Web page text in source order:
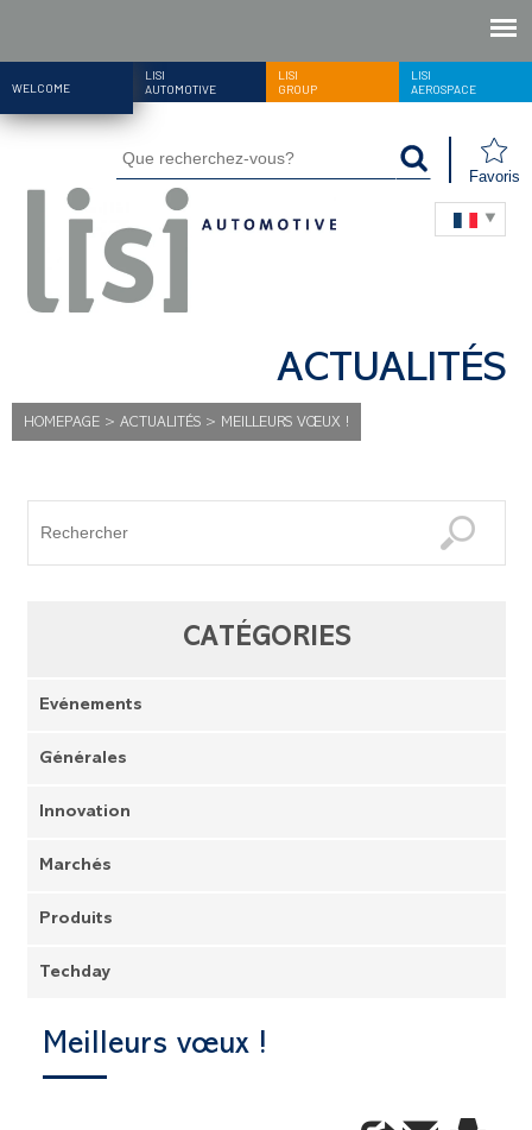
WELCOME
LISI
AUTOMOTIVE
LISI
GROUP
LISI
AEROSPACE
Favoris
ACTUALITÉS
HOMEPAGE > ACTUALITÉS > MEILLEURS VŒUX !
CATÉGORIES
Evénements
Générales
Innovation
Marchés
Produits
Techday
Meilleurs vœux !